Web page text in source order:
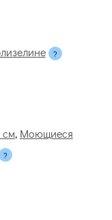
см, Моющиеся